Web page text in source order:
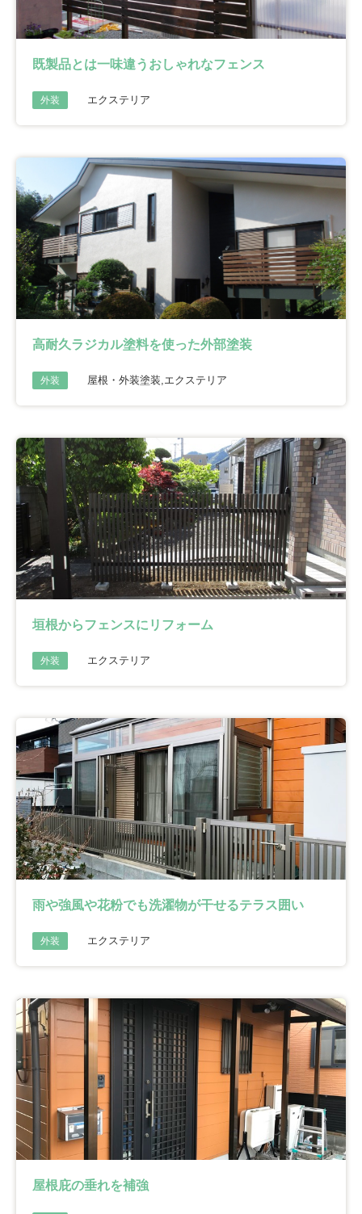
既製品とは一味違うおしゃれなフェンス
外装 エクステリア
高耐久ラジカル塗料を使った外部塗装
外装 屋根・外装塗装,エクステリア
垣根からフェンスにリフォーム
外装 エクステリア
雨や強風や花粉でも洗濯物が干せるテラス囲い
外装 エクステリア
屋根庇の垂れを補強